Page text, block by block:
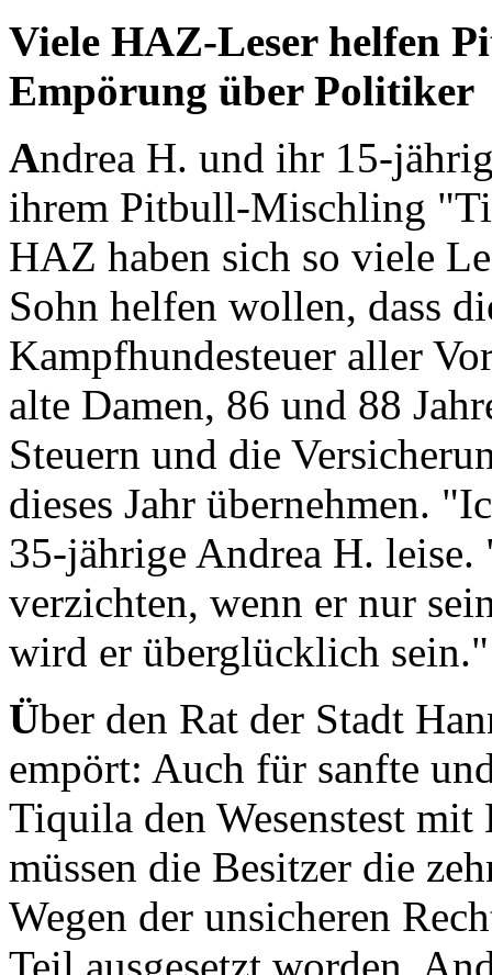
Viele HAZ-Leser helfen
Empörung über Politiker
Andrea H. und ihr 15-
ihrem Pitbull-Mischling
HAZ haben sich so viele
Sohn helfen wollen, dass
Kampfhundesteuer aller
alte Damen, 86 und 88
Steuern und die
dieses Jahr übernehmen.
35-jährige Andrea H.
verzichten, wenn er nur
wird er überglücklich sein."
Über den Rat der Stadt
empört: Auch für sanfte
Tiquila den Wesenstest mit
müssen die Besitzer die
Wegen der unsicheren